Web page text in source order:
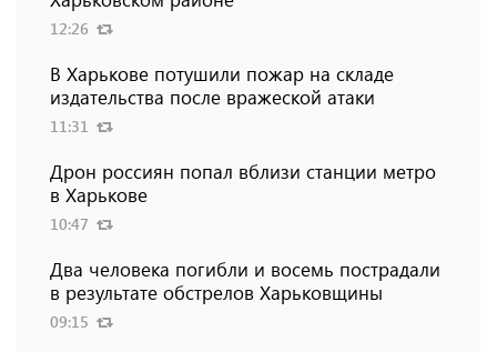
12:26
В Харькове потушили пожар на складе
издательства после вражеской атаки
11:31
Дрон россиян попал вблизи станции метро
в Харькове
10:47
Два человека погибли и восемь пострадали
в результате обстрелов Харьковщины
09:15